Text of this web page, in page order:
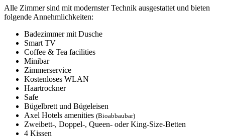
Alle Zimmer sind mit modernster Technik ausgestattet und bieten
folgende Annehmlichkeiten:
Badezimmer mit Dusche
Smart TV
Coffee & Tea facilities
Minibar
Zimmerservice
Kostenloses WLAN
Haartrockner
Safe
Bügelbrett und Bügeleisen
Axel Hotels amenities (Bioabbaubar)
Zweibett-, Doppel-, Queen- oder King-Size-Betten
4 Kissen